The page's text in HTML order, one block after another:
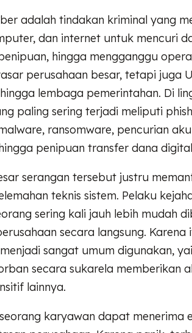
adalah tindakan kriminal yang
dan internet untuk mencuri
hingga mengganggu
perusahaan besar, tetapi juga
lembaga pemerintahan. Di
paling sering terjadi meliputi
ransomware, pencurian
penipuan transfer dana
serangan tersebut justru
teknis sistem. Pelaku
sering kali jauh lebih mudah
secara langsung.
sangat umum digunakan,
secara sukarela memberikan
lainnya.
karyawan dapat menerima